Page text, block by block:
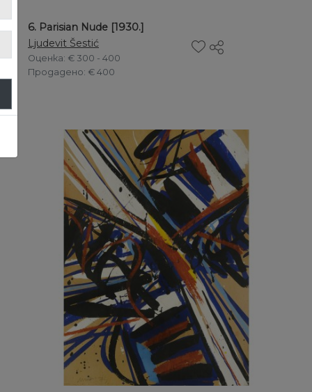
6. Parisian Nude [1930.]
Ljudevit Šestić
Оценка: € 300 - 400
Продадено: € 400